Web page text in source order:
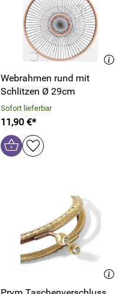
Webrahmen rund mit
Schlitzen Ø 29cm
Sofort lieferbar
11,90 €*